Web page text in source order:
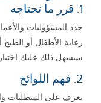
1. قرر ما تحتاجه
حدد المسؤوليات
رعاية الأطفال أو الطبخ
سيسهل ذلك عليك
2. فهم اللوائح
تعرف على المتطلبات